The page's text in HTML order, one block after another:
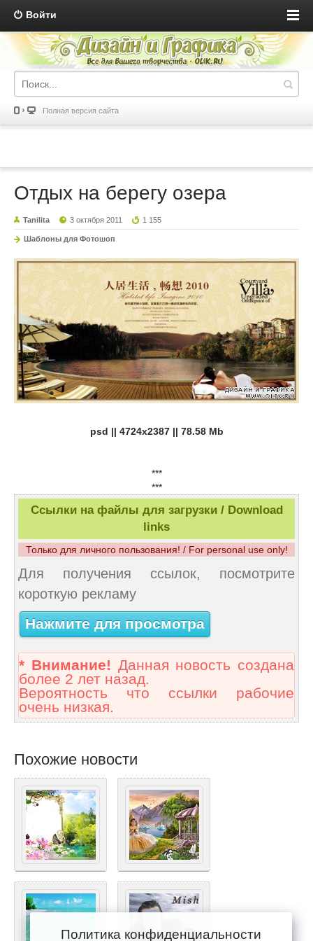
Войти
Полная версия сайта
Отдых на берегу озера
Tanilita 3 октября 2011 1 155
Шаблоны для Фотошоп
psd || 4724x2387 || 78.58 Mb
***
***
Ссылки на файлы для загрузки / Download
links
Только для личного пользования! / For personal use only!
Для получения ссылок, посмотрите
короткую рекламу
Нажмите для просмотра
* Внимание! Данная новость создана
более 2 лет назад.
Вероятность что ссылки рабочие
очень низкая.
Похожие новости
Политика конфиденциальности